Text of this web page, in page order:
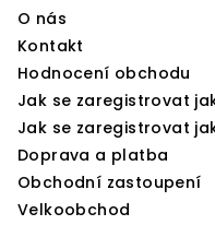
O nás
Kontakt
Hodnocení obchodu
Jak se zaregistrovat
Jak se zaregistrovat
Doprava a platba
Obchodní zastoupení
Velkoobchod